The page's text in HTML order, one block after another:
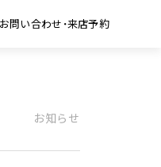
お問い合わせ・来店予約
お知らせ